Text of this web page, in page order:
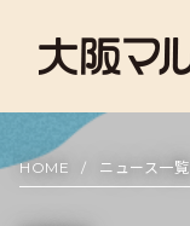
HOME ニュース一覧